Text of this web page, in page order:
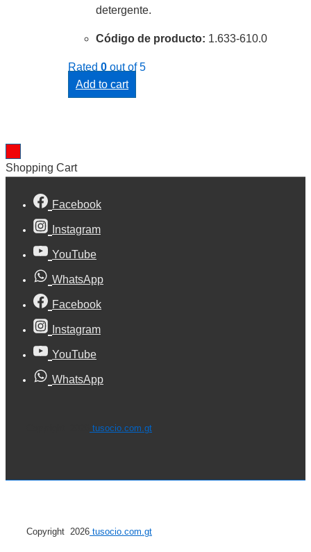
detergente.
Código de producto: 1.633-610.0
Rated 0 out of 5
Add to cart
Shopping Cart
Facebook
Instagram
YouTube
WhatsApp
Facebook
Instagram
YouTube
WhatsApp
tusocio.com.gt
Copyright 2026 tusocio.com.gt